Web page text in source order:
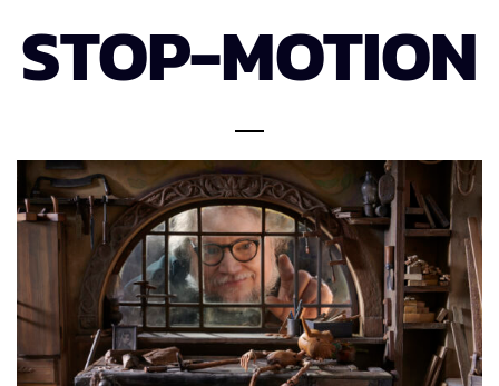
STOP-MOTION